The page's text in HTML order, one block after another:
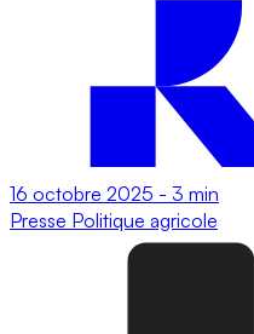
16 octobre 2025 - 3 min
Presse Politique agricole